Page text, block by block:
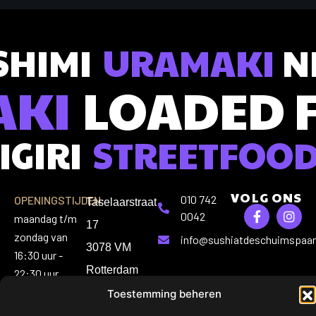
Toestemming beheren
URAMAKI
LOADED
OPENINGSTIJDEN:
maandag t/m
zondag van
16:30 uur -
22:30 uur
Taselaarstraat
17
3078 VM
Rotterdam
010 742
0042
VOLG ONS